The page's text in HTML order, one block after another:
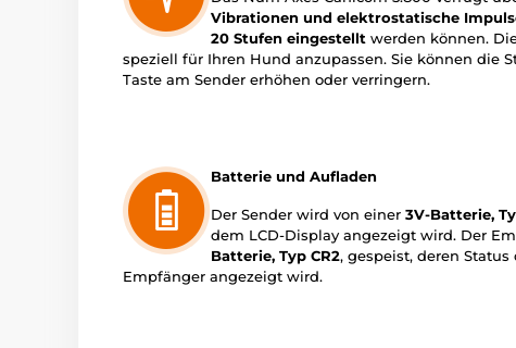
Vibrationen und elektrostatische
20 Stufen eingestellt werden können.
speziell für Ihren Hund anzupassen. Sie können die
Taste am Sender erhöhen oder verringern.
Batterie und Aufladen
Der Sender wird von einer 3V-Batterie,
dem LCD-Display angezeigt wird. Der
Batterie, Typ CR2, gespeist, deren
Empfänger angezeigt wird.